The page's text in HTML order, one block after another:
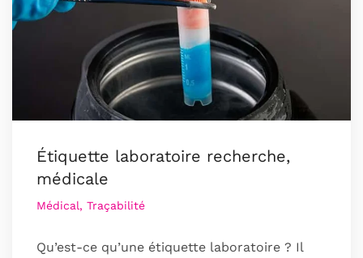
Étiquette laboratoire recherche,
médicale
Médical, Traçabilité
Qu’est-ce qu’une étiquette laboratoire ? Il